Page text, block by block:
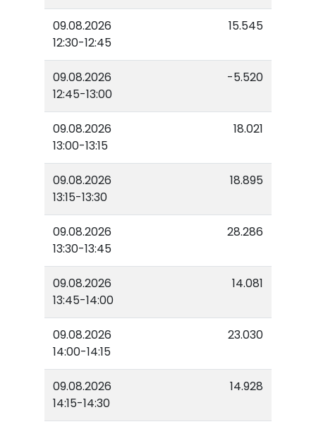
09.08.2026
12:30-12:45
15.545
09.08.2026
12:45-13:00
-5.520
09.08.2026
13:00-13:15
18.021
09.08.2026
13:15-13:30
18.895
09.08.2026
13:30-13:45
28.286
09.08.2026
13:45-14:00
14.081
09.08.2026
14:00-14:15
23.030
09.08.2026
14:15-14:30
14.928